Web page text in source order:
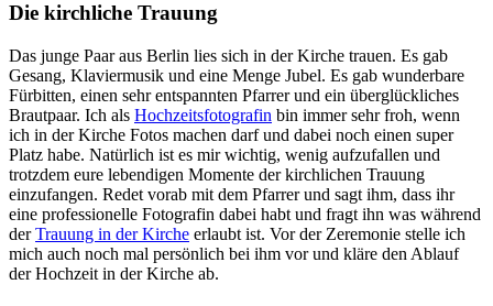
Die kirchliche Trauung
Das junge Paar aus Berlin lies sich in der Kirche trauen. Es gab
Gesang, Klaviermusik und eine Menge Jubel. Es gab wunderbare
Fürbitten, einen sehr entspannten Pfarrer und ein überglückliches
Brautpaar. Ich als Hochzeitsfotografin bin immer sehr froh, wenn
ich in der Kirche Fotos machen darf und dabei noch einen super
Platz habe. Natürlich ist es mir wichtig, wenig aufzufallen und
trotzdem eure lebendigen Momente der kirchlichen Trauung
einzufangen. Redet vorab mit dem Pfarrer und sagt ihm, dass ihr
eine professionelle Fotografin dabei habt und fragt ihn was während
der Trauung in der Kirche erlaubt ist. Vor der Zeremonie stelle ich
mich auch noch mal persönlich bei ihm vor und kläre den Ablauf
der Hochzeit in der Kirche ab.